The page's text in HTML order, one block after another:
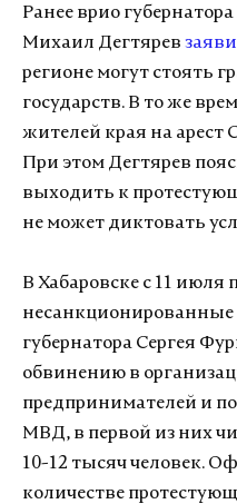
Ранее врио
Михаил Дегтярев
регионе могут стоять
государств. В то же
жителей края на арест
При этом Дегтярев
выходить к
не может диктовать
В Хабаровске с 11 июля
несанкционированные
губернатора Сергея
обвинению в
предпринимателей и
МВД, в первой из них
10-12 тысяч человек.
количестве